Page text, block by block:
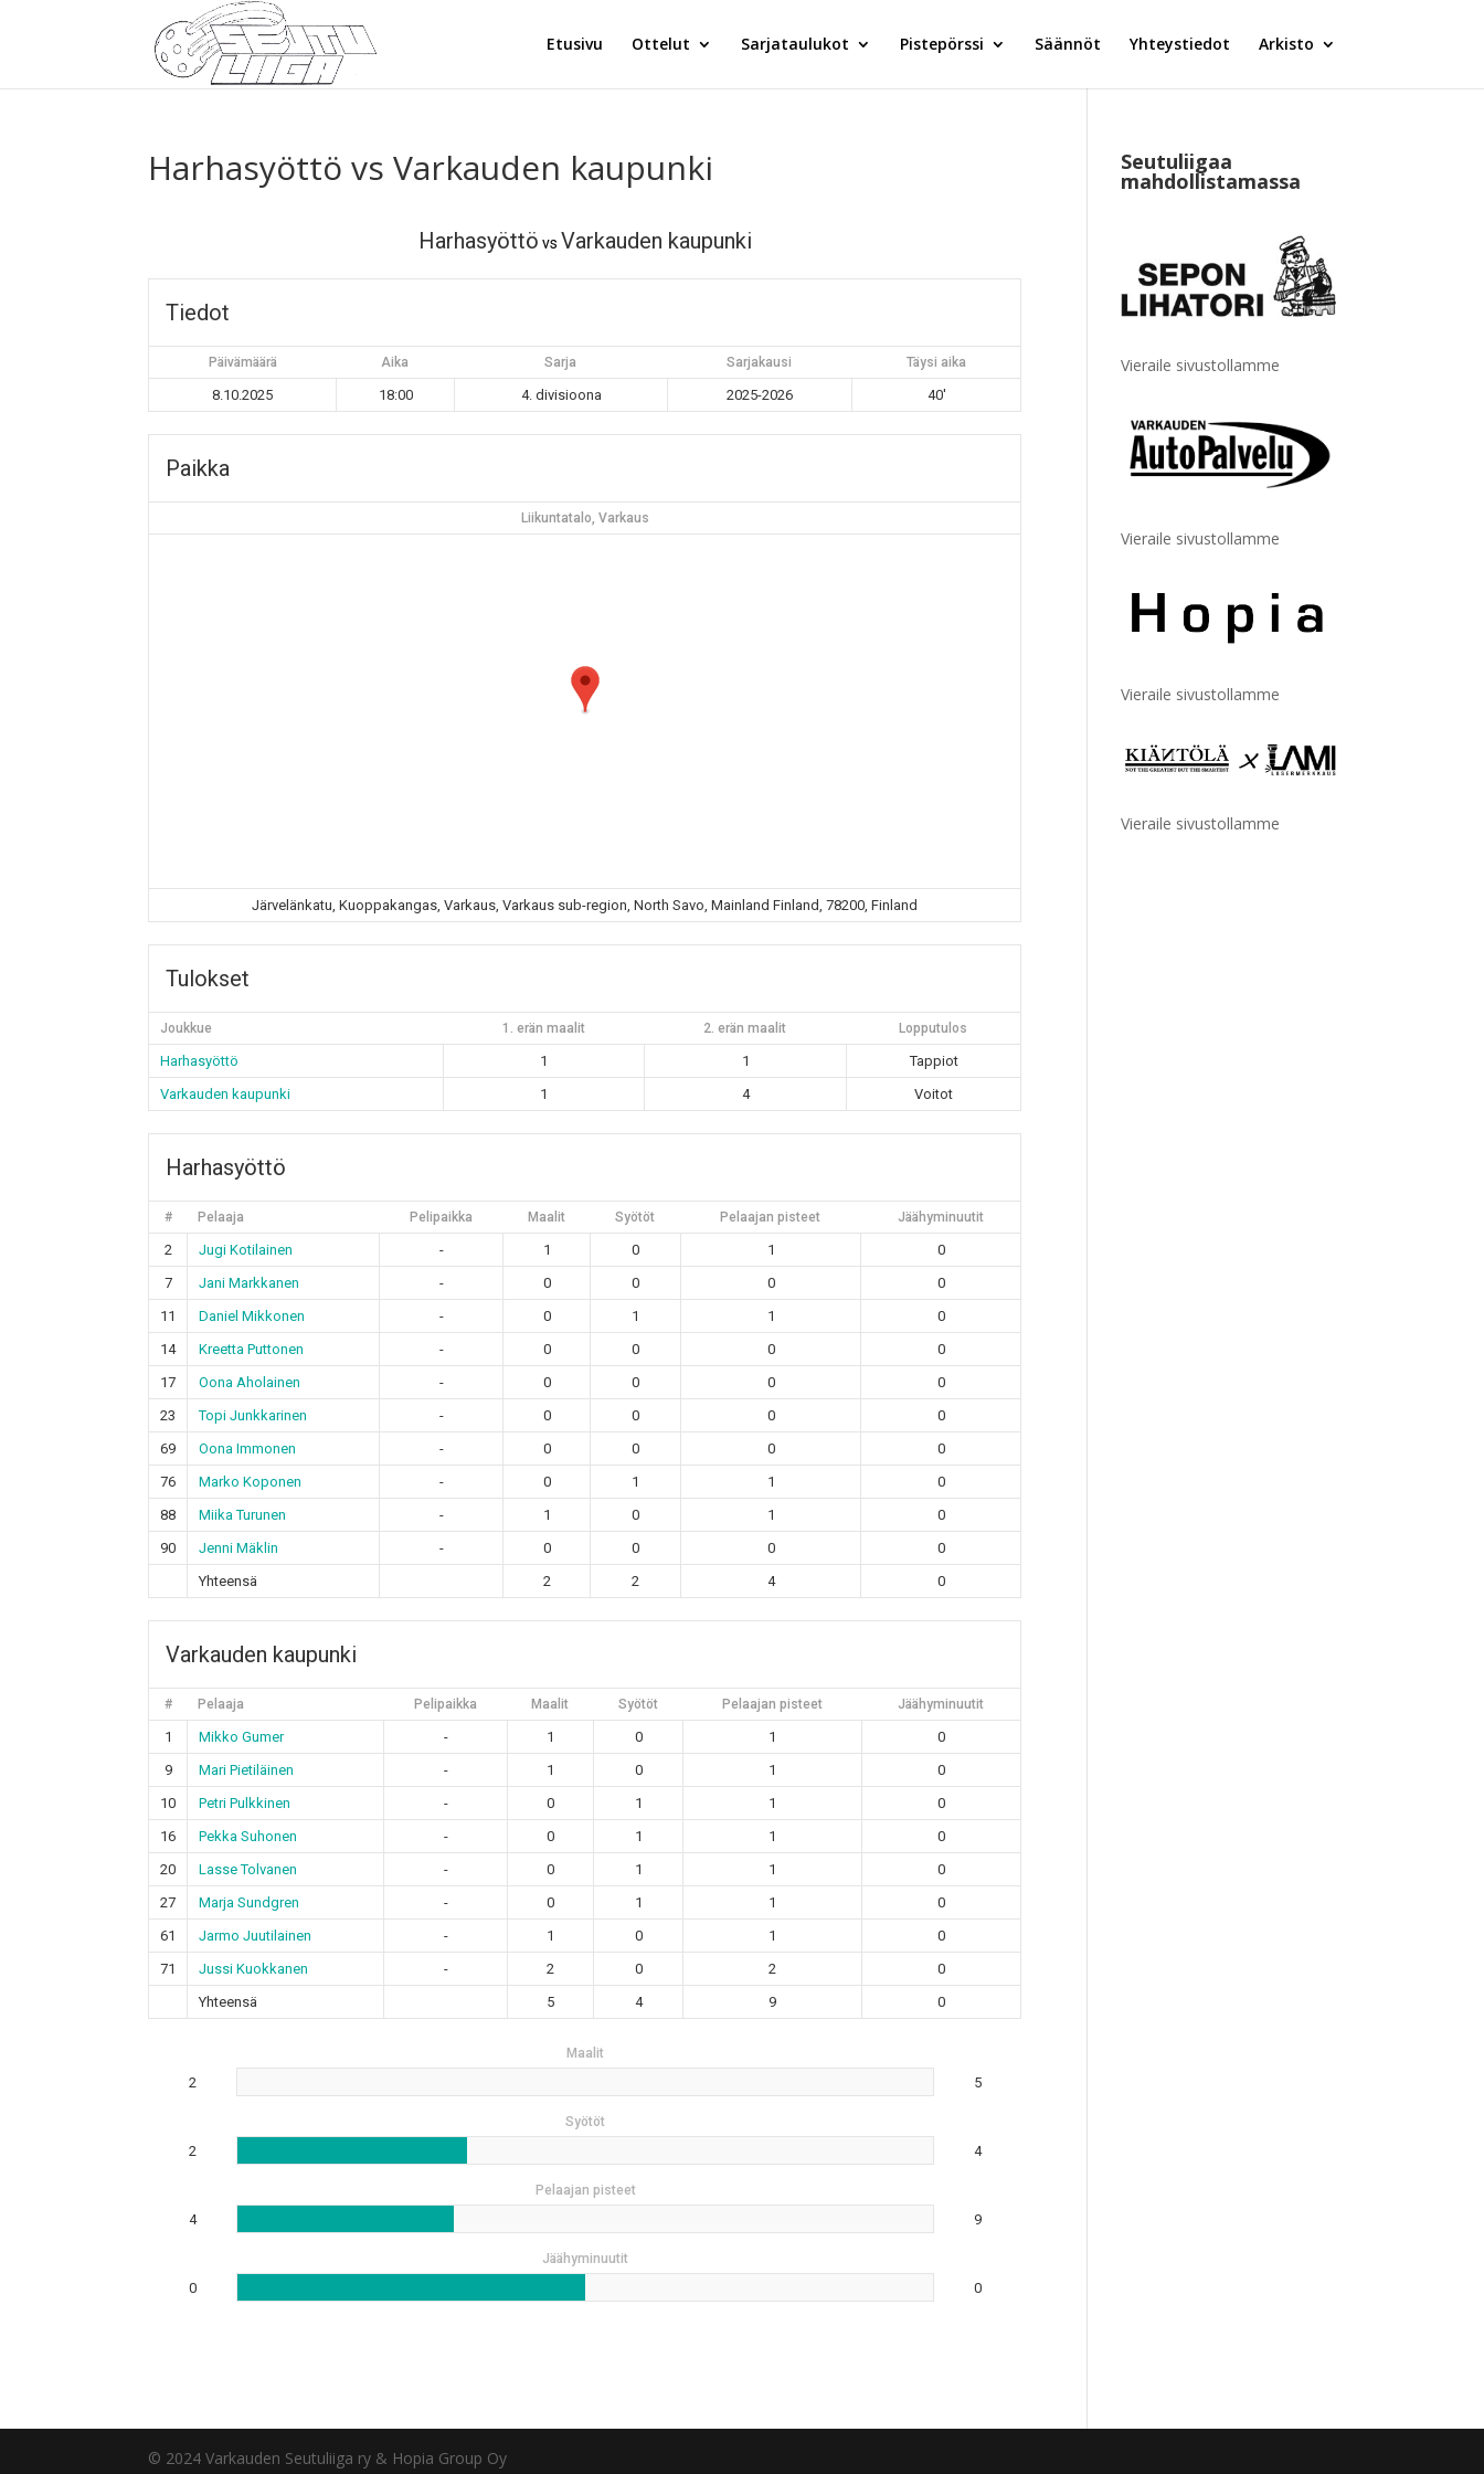
Etusivu Ottelut Sarjataulukot Pistepörssi Säännöt Yhteystiedot Arkisto
Harhasyöttö vs Varkauden kaupunki
Harhasyöttö vs Varkauden kaupunki
Tiedot
Päivämäärä Aika Sarja Sarjakausi Täysi aika
8.10.2025 18:00 4. divisioona 2025-2026 40'
Paikka
Liikuntatalo, Varkaus
Järvelänkatu, Kuoppakangas, Varkaus, Varkaus sub-region, North Savo, Mainland Finland, 78200, Finland
Tulokset
Joukkue 1. erän maalit 2. erän maalit Lopputulos
Harhasyöttö 1 1
Tappiot
Varkauden kaupunki
1 4 Voitot
Harhasyöttö
# Pelaaja Pelipaikka Maalit Syötöt Pelaajan pisteet Jäähyminuutit
2 Jugi Kotilainen - 1 0 1
0
7
Jani Markkanen - 0 0 0
0
11
Daniel Mikkonen - 0 1 1
0
14
Kreetta Puttonen - 0 0 0
0
17
Oona Aholainen - 0 0 0
0
23
Topi Junkkarinen - 0 0 0
0
69
Oona Immonen - 0 0 0
0
76
Marko Koponen - 0 1 1
0
88
Miika Turunen - 1 0 1
0
90
Jenni Mäklin - 0 0 0
0
Yhteensä
2 2 4 0
Varkauden kaupunki
# Pelaaja Pelipaikka Maalit Syötöt Pelaajan pisteet Jäähyminuutit
1 Mikko Gumer - 1 0 1
0
9
Mari Pietiläinen - 1 0 1
0
10
Petri Pulkkinen - 0 1 1
0
16
Pekka Suhonen - 0 1 1
0
20
Lasse Tolvanen - 0 1 1
0
27
Marja Sundgren - 0 1 1
0
61
Jarmo Juutilainen - 1 0 1
0
71
Jussi Kuokkanen - 2 0 2
0
Yhteensä
5 4 9 0
Maalit
2 5
Syötöt
2 4
Pelaajan pisteet
4 9
Jäähyminuutit
0 0
Seutuliigaa
mahdollistamassa
Vieraile sivustollamme
Vieraile sivustollamme
Vieraile sivustollamme
Vieraile sivustollamme
© 2024 Varkauden Seutuliiga ry & Hopia Group Oy